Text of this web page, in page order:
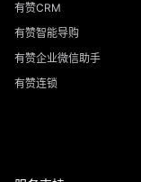
有赞CRM
有赞智能导购
有赞企业微信助手
有赞连锁